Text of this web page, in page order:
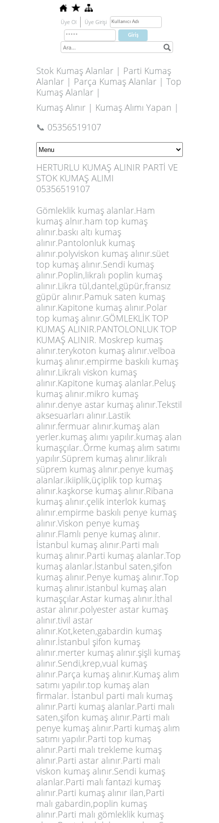
Üye Ol Üye Girişi
Stok Kumaş Alanlar | Parti Kumaş
Alanlar | Parça Kumaş Alanlar | Top
Kumaş Alanlar |
Kumaş Alınır | Kumaş Alımı Yapan |
📞 05356519107
HERTURLU KUMAŞ ALINIR PARTİ VE
STOK KUMAŞ ALIMI
05356519107
Gömleklik kumaş alanlar.Ham
kumaş alnır.ham top kumaş
alınır.baskı altı kumaş
alınır.Pantolonluk kumaş
alınır.polyviskon kumaş alınır.süet
top kumaş alınır.Sendi kumaş
alınır.Poplin,likralı poplin kumaş
alınır.Likra tül,dantel,güpür,fransız
güpür alınır.Pamuk saten kumaş
alınır.Kapitone kumaş alınır.Polar
top kumaş alınır.GÖMLEKLİK TOP
KUMAŞ ALINIR.PANTOLONLUK TOP
KUMAŞ ALINIR. Moskrep kumaş
alınır.terykoton kumaş alınır.velboa
kumaş alınır.empirme baskılı kumaş
alınır.Likralı viskon kumaş
alınır.Kapitone kumaş alanlar.Peluş
kumaş alınır.mikro kumaş
alınır.denye astar kumaş alınır.Tekstil
aksesuarları alınır.Lastik
alınır.fermuar alınır.kumaş alan
yerler.kumaş alımı yapılır.kumaş alan
kumaşçılar..Örme kumaş alım satımı
yapılır.Süprem kumaş alınır.likralı
süprem kumaş alınır.penye kumaş
alanlar.ikiiplik,üçiplik top kumaş
alınır.kaşkorse kumaş alınır.Ribana
kumaş alınır.çelik interlok kumaş
alınır.empirme baskılı penye kumaş
alınır.Viskon penye kumaş
alınır.Flamlı penye kumaş alınır.
İstanbul kumaş alınır.Parti malı
kumaş alınır.Parti kumaş alanlar.Top
kumaş alanlar.İstanbul saten,şifon
kumaş alınır.Penye kumaş alınır.Top
kumaş alınır.istanbul kumaş alan
kumaşçılar.Astar kumaş alınır.İthal
astar alınır.polyester astar kumaş
alınır.tivil astar
alınır.Kot,keten,gabardin kumaş
alınır.İstanbul şifon kumaş
alınır.merter kumaş alınır.şişli kumaş
alınır.Sendi,krep,vual kumaş
alınır.Parça kumaş alınır.Kumaş alım
satımı yapılır.top kumaş alan
firmalar. İstanbul parti malı kumaş
alınır.Parti kumaş alanlar.Parti malı
saten,şifon kumaş alınır.Parti malı
penye kumaş alınır.Parti kumaş alım
satımı yapılır.Parti top kumaş
alınır.Parti malı trekleme kumaş
alınır.Parti astar alınır.Parti malı
viskon kumaş alınır.Sendi kumaş
alanlar.Parti malı fantazi kumaş
alınır.Parti kumaş alınır ilan,Parti
malı gabardin,poplin kumaş
alınır.Parti malı gömleklik kumaş